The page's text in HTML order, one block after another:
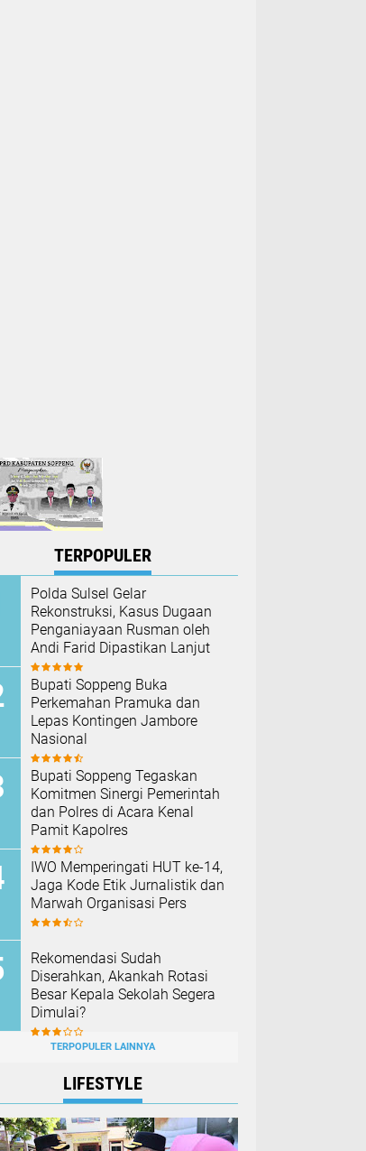
TERPOPULER
Polda Sulsel Gelar
Rekonstruksi, Kasus Dugaan
Penganiayaan Rusman oleh
Andi Farid Dipastikan Lanjut
Bupati Soppeng Buka
Perkemahan Pramuka dan
Lepas Kontingen Jambore
Nasional
Bupati Soppeng Tegaskan
Komitmen Sinergi Pemerintah
dan Polres di Acara Kenal
Pamit Kapolres
IWO Memperingati HUT ke-14,
Jaga Kode Etik Jurnalistik dan
Marwah Organisasi Pers
Rekomendasi Sudah
Diserahkan, Akankah Rotasi
Besar Kepala Sekolah Segera
Dimulai?
TERPOPULER LAINNYA
LIFESTYLE